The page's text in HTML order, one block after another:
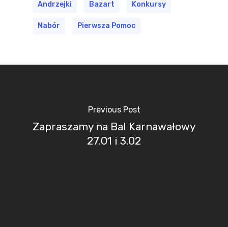
Andrzejki Bazart Konkursy
Nabór Pierwsza Pomoc
Previous Post
Zapraszamy na Bal Karnawałowy
27.01 i 3.02